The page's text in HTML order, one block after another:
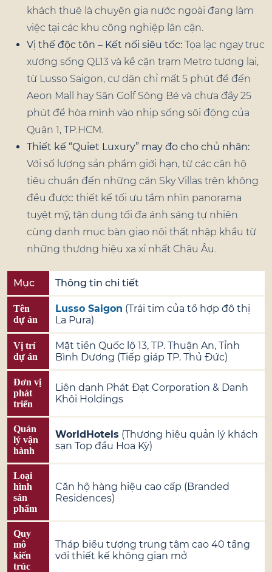
khách thuê là chuyên gia nước ngoài đang làm
việc tại các khu công nghiệp lân cận.
Vị thế độc tôn – Kết nối siêu tốc: Tọa lạc ngay trục
xương sống QL13 và kề cận trạm Metro tương lai,
từ Lusso Saigon, cư dân chỉ mất 5 phút để đến
Aeon Mall hay Sân Golf Sông Bé và chưa đầy 25
phút để hòa mình vào nhịp sống sôi động của
Quận 1, TP.HCM.
Thiết kế “Quiet Luxury” may đo cho chủ nhân:
Với số lượng sản phẩm giới hạn, từ các căn hộ
tiêu chuẩn đến những căn Sky Villas trên không
đều được thiết kế tối ưu tầm nhìn panorama
tuyệt mỹ, tận dụng tối đa ánh sáng tự nhiên
cùng danh mục bàn giao nội thất nhập khẩu từ
những thương hiệu xa xỉ nhất Châu Âu.
Mục Thông tin chi tiết
Tên
dự án
Lusso Saigon (Trái tim của tổ hợp đô thị
La Pura)
Vị trí
dự án
Mặt tiền Quốc lộ 13, TP. Thuận An, Tỉnh
Bình Dương (Tiếp giáp TP. Thủ Đức)
Đơn vị
phát
triển
Liên danh Phát Đạt Corporation & Danh
Khôi Holdings
Quản
lý vận
hành
WorldHotels (Thương hiệu quản lý khách
sạn Top đầu Hoa Kỳ)
Loại
hình
sản
phẩm
Căn hộ hàng hiệu cao cấp (Branded
Residences)
Quy
mô
kiến
trúc
Tháp biểu tượng trung tâm cao 40 tầng
với thiết kế không gian mở